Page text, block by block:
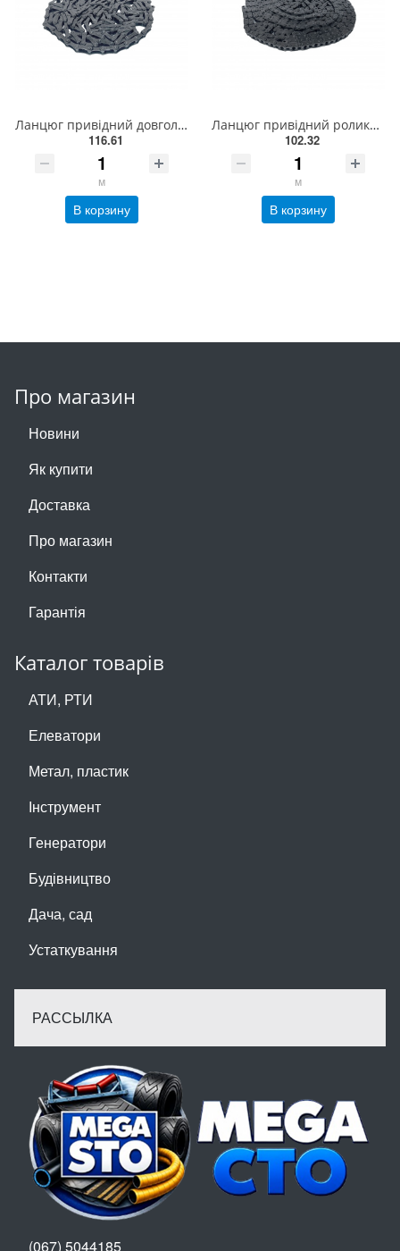
Ланцюг привідний довголанковий 2040 L = 5 м , ISO 208A Donghua
116.61
м
В корзину
Ланцюг привідний роликовий ПР-9,525-910, ISO 06B-1(5,01м)
102.32
м
В корзину
Про магазин
Новини
Як купити
Доставка
Про магазин
Контакти
Гарантія
Каталог товарів
АТИ, РТИ
Елеватори
Метал, пластик
Інструмент
Генератори
Будівництво
Дача, сад
Устаткування
РАССЫЛКА
(067) 5044185